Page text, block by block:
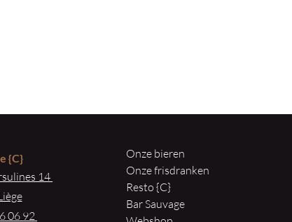
{C}
14
06 92
Onze bieren
Onze frisdranken
Resto {C}
Bar Sauvage